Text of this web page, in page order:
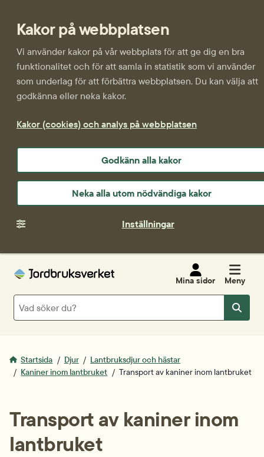
Kakor på webbplatsen
Vi använder kakor på vår webbplats för att ge dig en bra
funktionalitet och för att samla in statistik som vi använder
som underlag för att förbättra webbplatsen. Du kan välja att
godkänna eller neka kakor.
Kakor (cookies) och analys på webbplatsen
Godkänn alla kakor
Neka alla utom nödvändiga kakor
Inställningar
Mina sidor Meny
Sök
Sök
Startsida Djur
Lantbruksdjur och hästar
Kaniner inom lantbruket
Transport av kaniner inom lantbruket
Transport av kaniner inom
lantbruket